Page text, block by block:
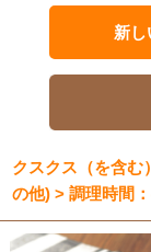
新し
クスクス（を含む
の他) > 調理時間